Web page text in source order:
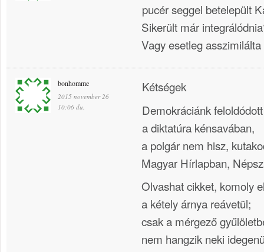
pucér seggel betelepült
Sikerült már
Vagy esetleg
bonhomme
2015 november 26
10:06 du.
Kétségek
Demokráciánk
a diktatúra kénsavában,
a polgár nem hisz,
Magyar Hírlapban,
Olvashat cikket, komoly
a kétely árnya reávetül;
csak a mérgező
nem hangzik neki